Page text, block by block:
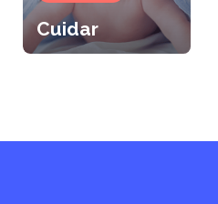
Cuidar